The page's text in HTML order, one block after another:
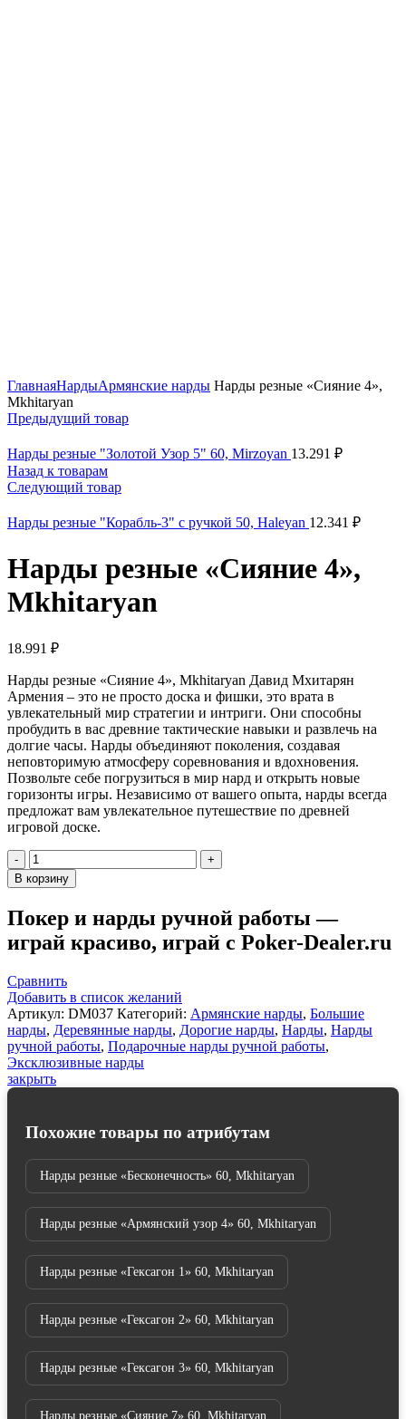
ГлавнаяНардыАрмянские нарды Нарды резные «Сияние 4»,
Mkhitaryan
Предыдущий товар
Нарды резные "Золотой Узор 5" 60, Mirzoyan 13.291 ₽
Назад к товарам
Следующий товар
Нарды резные "Корабль-3" с ручкой 50, Haleyan 12.341 ₽
Нарды резные «Сияние 4»,
Mkhitaryan
18.991 ₽
Нарды резные «Сияние 4», Mkhitaryan Давид Мхитарян
Армения – это не просто доска и фишки, это врата в
увлекательный мир стратегии и интриги. Они способны
пробудить в вас древние тактические навыки и развлечь на
долгие часы. Нарды объединяют поколения, создавая
неповторимую атмосферу соревнования и вдохновения.
Позвольте себе погрузиться в мир нард и открыть новые
горизонты игры. Независимо от вашего опыта, нарды всегда
предложат вам увлекательное путешествие по древней
игровой доске.
Количество
товара
Нарды
"Сияние
4",
Mkhitaryan
В корзину
Покер и нарды ручной работы —
играй красиво, играй с Poker-Dealer.ru
Сравнить
Добавить в список желаний
Артикул: DM037 Категорий: Армянские нарды, Большие
нарды, Деревянные нарды, Дорогие нарды, Нарды, Нарды
ручной работы, Подарочные нарды ручной работы,
Эксклюзивные нарды
закрыть
Похожие товары по атрибутам
Нарды резные «Бесконечность» 60, Mkhitaryan
Нарды резные «Армянский узор 4» 60, Mkhitaryan
Нарды резные «Гексагон 1» 60, Mkhitaryan
Нарды резные «Гексагон 2» 60, Mkhitaryan
Нарды резные «Гексагон 3» 60, Mkhitaryan
Нарды резные «Сияние 7» 60, Mkhitaryan